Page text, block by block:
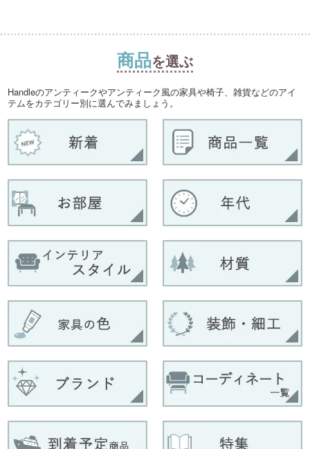
商品を選ぶ
Handleのアンティークやアンティーク風の家具や椅子、雑貨などのアイ
テムをカテゴリー別に選んでみましょう。